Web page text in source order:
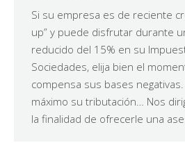
Si su empresa es de reciente
up” y puede disfrutar durante
reducido del 15% en su
Sociedades, elija bien el
compensa sus bases
máximo su tributación… Nos
la finalidad de ofrecerle una